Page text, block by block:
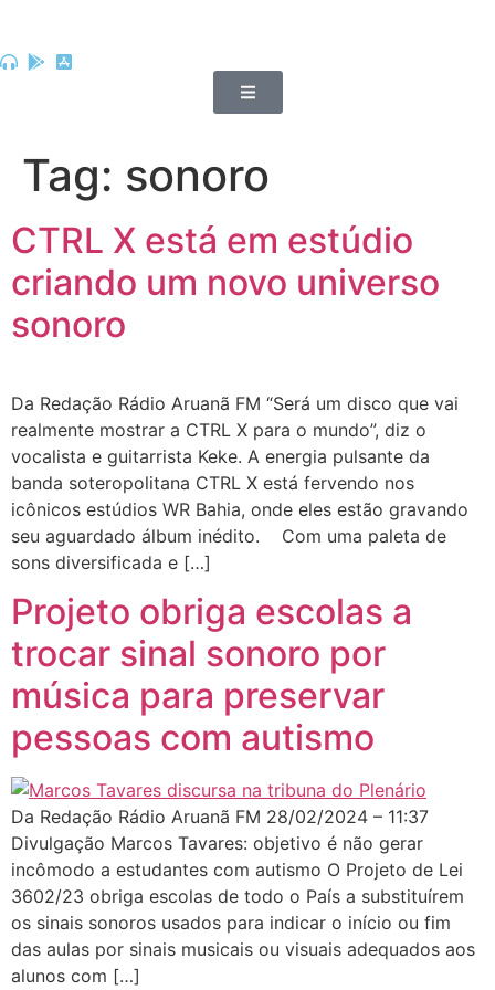
Tag: sonoro
CTRL X está em estúdio
criando um novo universo
sonoro
Da Redação Rádio Aruanã FM “Será um disco que vai
realmente mostrar a CTRL X para o mundo”, diz o
vocalista e guitarrista Keke. A energia pulsante da
banda soteropolitana CTRL X está fervendo nos
icônicos estúdios WR Bahia, onde eles estão gravando
seu aguardado álbum inédito. Com uma paleta de
sons diversificada e […]
Projeto obriga escolas a
trocar sinal sonoro por
música para preservar
pessoas com autismo
Da Redação Rádio Aruanã FM 28/02/2024 – 11:37
Divulgação Marcos Tavares: objetivo é não gerar
incômodo a estudantes com autismo O Projeto de Lei
3602/23 obriga escolas de todo o País a substituírem
os sinais sonoros usados para indicar o início ou fim
das aulas por sinais musicais ou visuais adequados aos
alunos com […]